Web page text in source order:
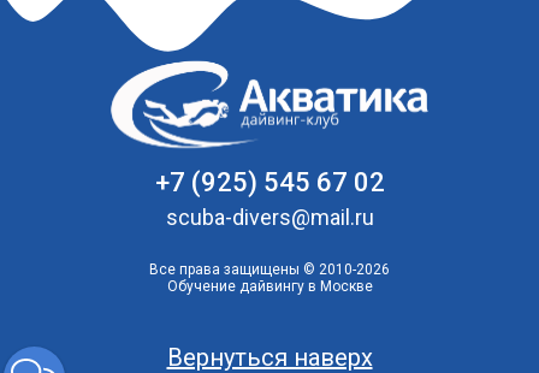
+7 (925) 545 67 02
scuba-divers@mail.ru
Все права защищены © 2010-2026
Обучение дайвингу в Москве
Вернуться наверх